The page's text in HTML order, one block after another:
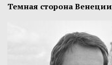
Темная сторона Венеции